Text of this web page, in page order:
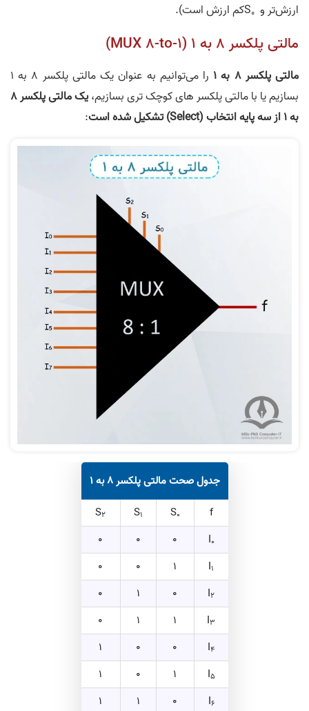
ارزش‌تر و S 0 کم ارزش است).
مالتی پلکسر 8 به 1 (MUX 8-to-1)
مالتی پلکسر 8 به 1
را می‌توانیم به عنوان یک مالتی پلکسر 8 به 1
بسازیم یا با مالتی پلکسر های کوچک تری بسازیم،‌یک مالتی پلکسر8
به 1 از سه پایه انتخاب (Select) تشکیل شده است
:
جدول صحت مالتی پلکسر ۸ به ۱
f
S0
S1
S2
I0
0
0
0
I1
1
0
0
I2
0
1
0
I3
1
1
0
I4
0
0
1
I5
1
0
1
I6
0
1
1